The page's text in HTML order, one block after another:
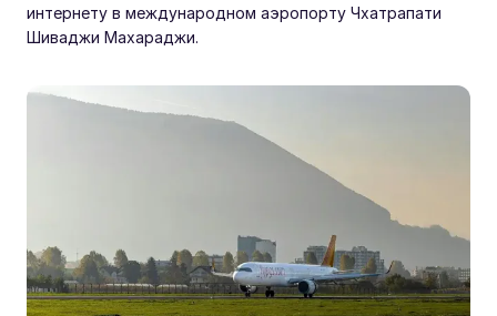
интернету в международном аэропорту Чхатрапати
Шиваджи Махараджи.